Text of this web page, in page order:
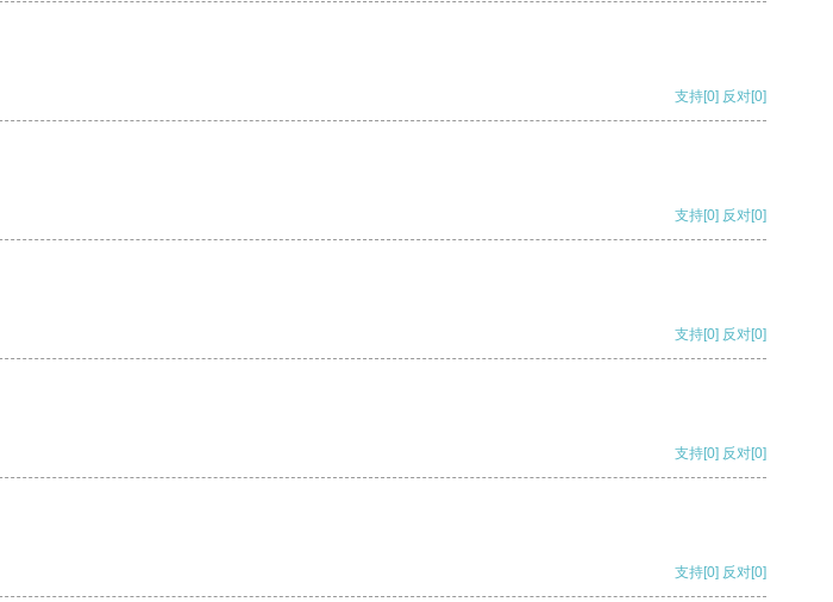
支持[0] 反对[0]
支持[0] 反对[0]
支持[0] 反对[0]
支持[0] 反对[0]
支持[0] 反对[0]